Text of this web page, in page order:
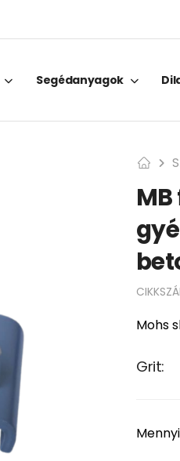
Segédanyagok
Mohs
Grit